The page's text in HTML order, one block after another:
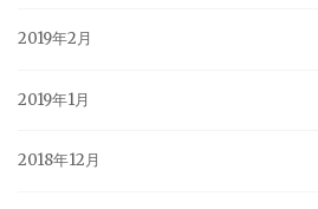
2019年2月
2019年1月
2018年12月